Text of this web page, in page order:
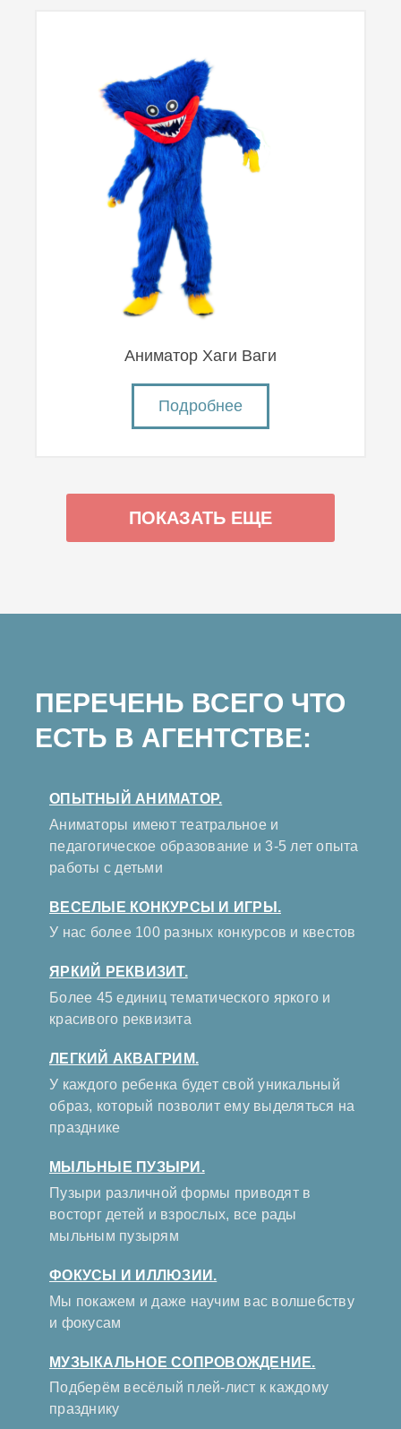
Аниматор Хаги Ваги
Подробнее
ПОКАЗАТЬ ЕЩЕ
ПЕРЕЧЕНЬ ВСЕГО ЧТО
ЕСТЬ В АГЕНТСТВЕ:
ОПЫТНЫЙ АНИМАТОР.
Аниматоры имеют театральное и
педагогическое образование и 3-5 лет опыта
работы с детьми
ВЕСЕЛЫЕ КОНКУРСЫ И ИГРЫ.
У нас более 100 разных конкурсов и квестов
ЯРКИЙ РЕКВИЗИТ.
Более 45 единиц тематического яркого и
красивого реквизита
ЛЕГКИЙ АКВАГРИМ.
У каждого ребенка будет свой уникальный
образ, который позволит ему выделяться на
празднике
МЫЛЬНЫЕ ПУЗЫРИ.
Пузыри различной формы приводят в
восторг детей и взрослых, все рады
мыльным пузырям
ФОКУСЫ И ИЛЛЮЗИИ.
Мы покажем и даже научим вас волшебству
и фокусам
МУЗЫКАЛЬНОЕ СОПРОВОЖДЕНИЕ.
Подберём весёлый плей-лист к каждому
празднику